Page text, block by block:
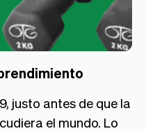
justo antes de que la
el mundo. Lo